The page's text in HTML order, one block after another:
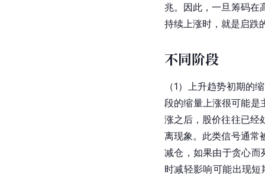
兆。因此，一旦筹码在
持续上涨时，就是启跌
不同阶段
（1）上升趋势初期的
段的缩量上涨很可能是
涨之后，股价往往已经
离现象。此类信号通常
减仓，如果由于贪心而
时减轻影响可能出现